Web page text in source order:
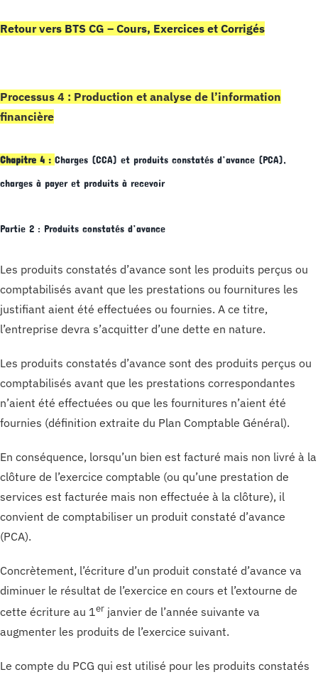
Retour vers BTS CG – Cours, Exercices et Corrigés
Processus 4 : Production et analyse de l’information
financière
Chapitre 4 : Charges (CCA) et produits constatés d’avance (PCA),
charges à payer et produits à recevoir
Partie 2 : Produits constatés d’avance
Les produits constatés d’avance sont les produits perçus ou
comptabilisés avant que les prestations ou fournitures les
justifiant aient été effectuées ou fournies. A ce titre,
l’entreprise devra s’acquitter d’une dette en nature.
Les produits constatés d’avance sont des produits perçus ou
comptabilisés avant que les prestations correspondantes
n’aient été effectuées ou que les fournitures n’aient été
fournies (définition extraite du Plan Comptable Général).
En conséquence, lorsqu’un bien est facturé mais non livré à la
clôture de l’exercice comptable (ou qu’une prestation de
services est facturée mais non effectuée à la clôture), il
convient de comptabiliser un produit constaté d’avance
(PCA).
Concrètement, l’écriture d’un produit constaté d’avance va
diminuer le résultat de l’exercice en cours et l’extourne de
cette écriture au 1erjanvier de l’année suivante va
augmenter les produits de l’exercice suivant.
Le compte du PCG qui est utilisé pour les produits constatés